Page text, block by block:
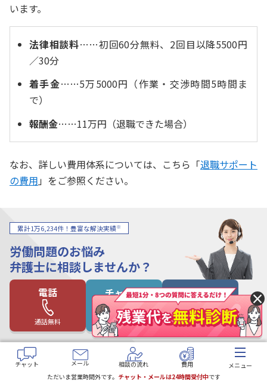
います。
法律相談料……初回60分無料、2回目以降5500円
／30分
着手金……5万5000円（作業・交渉時間5時間ま
で）
報酬金……11万円（退職できた場合）
なお、詳しい費用体系については、こちら「退職サポート
の費用 」をご参照ください。
累計1万6,234件！豊富な解決実績※
労働問題のお悩み
弁護士に相談しませんか？
電話
通話無料
チャット メール
よくある質問 ご相談の流れ
チャット メール 相談の流れ 費用
メニュー
ただいま営業時間外です。 チャット・メールは24時間受付中です
×